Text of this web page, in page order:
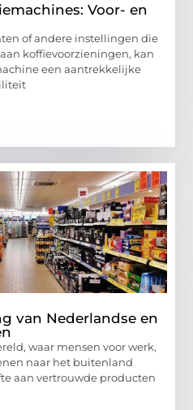
Voor- en
of andere instellingen die
koffievoorzieningen, kan
een aantrekkelijke
van Nederlandse en
waar mensen voor werk,
naar het buitenland
aan vertrouwde producten